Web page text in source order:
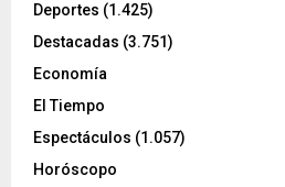
Deportes (1.425)
Destacadas (3.751)
Economía
El Tiempo
Espectáculos (1.057)
Horóscopo